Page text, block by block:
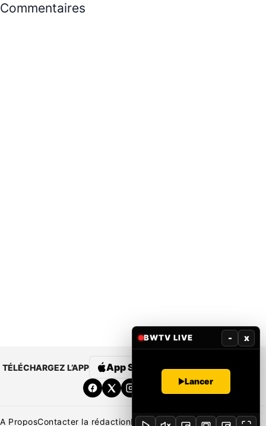
Commentaires
TÉLÉCHARGEZ L’APP App Store Google Play
A ProposContacter la rédactionRédaction Mentions légales
BWTV LIVE - x
Lancer